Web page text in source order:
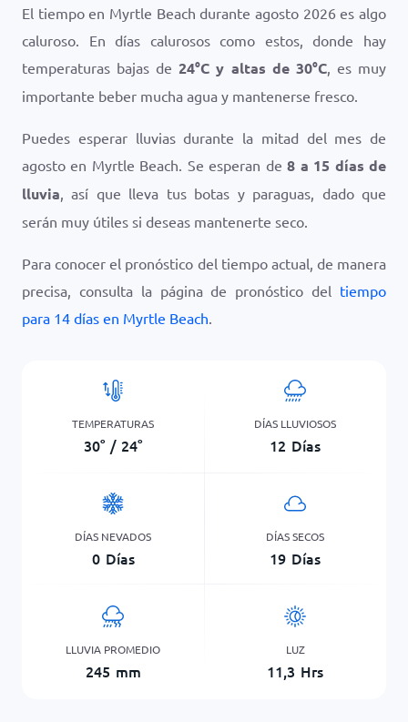
El tiempo en Myrtle Beach durante agosto 2026 es algo
caluroso. En días calurosos como estos, donde hay
temperaturas bajas de24°C y altas de 30°C, es muy
importante beber mucha agua y mantenerse fresco.
Puedes esperar lluvias durante la mitad del mes de
agosto en Myrtle Beach. Se esperan de8 a 15 días de
lluvia, así que lleva tus botas y paraguas, dado que
serán muy útiles si deseas mantenerte seco.
Para conocer el pronóstico del tiempo actual, de manera
precisa, consulta la página de pronóstico del tiempo
para 14 días en Myrtle Beach.
TEMPERATURAS
30° / 24°
DÍAS LLUVIOSOS
12 Días
DÍAS NEVADOS
0 Días
DÍAS SECOS
19 Días
LLUVIA PROMEDIO
245 mm
LUZ
11,3 Hrs